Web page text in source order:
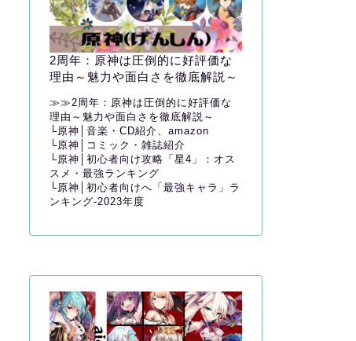
2周年：原神は圧倒的に好評価な
理由～魅力や面白さを徹底解説～
≫≫2周年：原神は圧倒的に好評価な
理由～魅力や面白さを徹底解説～
└原神│音楽・CD紹介、amazon
└原神│コミック・雑誌紹介
└原神│初心者向け攻略「星4」：オス
スメ・最強ランキング
└原神│初心者向けへ「最強キャラ」ラ
ンキング-2023年度